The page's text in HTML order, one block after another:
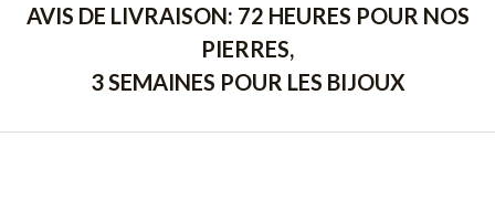
AVIS DE LIVRAISON: 72 HEURES POUR NOS
PIERRES,
3 SEMAINES POUR LES BIJOUX